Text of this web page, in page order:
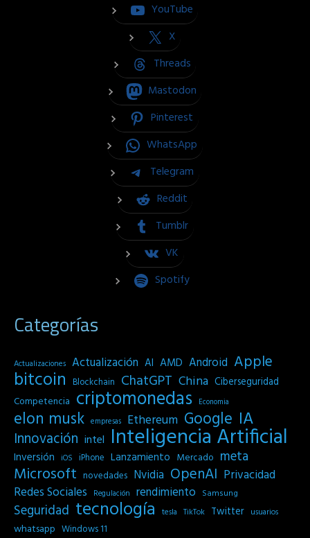
YouTube
X
Threads
Mastodon
Pinterest
WhatsApp
Telegram
Reddit
Tumblr
VK
Spotify
Categorías
Actualizaciones Actualización AI AMD Android Apple
bitcoin Blockchain ChatGPT China Ciberseguridad
Competencia criptomonedas Economia
elon musk empresas Ethereum Google IA
Innovación intel Inteligencia Artificial
Inversión iOS iPhone Lanzamiento Mercado meta
Microsoft novedades Nvidia OpenAI Privacidad
Redes Sociales
Regulación rendimiento Samsung
Seguridad tecnología tesla TikTok Twitter usuarios
whatsapp Windows 11